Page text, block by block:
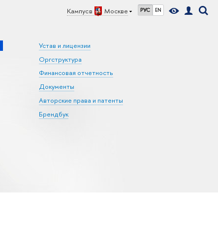
Кампус в Москве РУС EN
Устав и лицензии
Оргструктура
Финансовая отчетность
Документы
Авторские права и патенты
Брендбук